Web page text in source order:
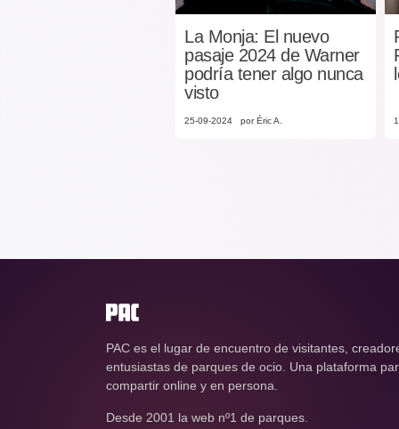
La Monja: El nuevo
pasaje 2024 de Warner
podría tener algo nunca
visto
25-09-2024 por Éric A.
PAC es el lugar de encuentro de visitantes,
entusiastas de parques de ocio. Una plataforma
compartir online y en persona.
Desde 2001 la web nº1 de parques.